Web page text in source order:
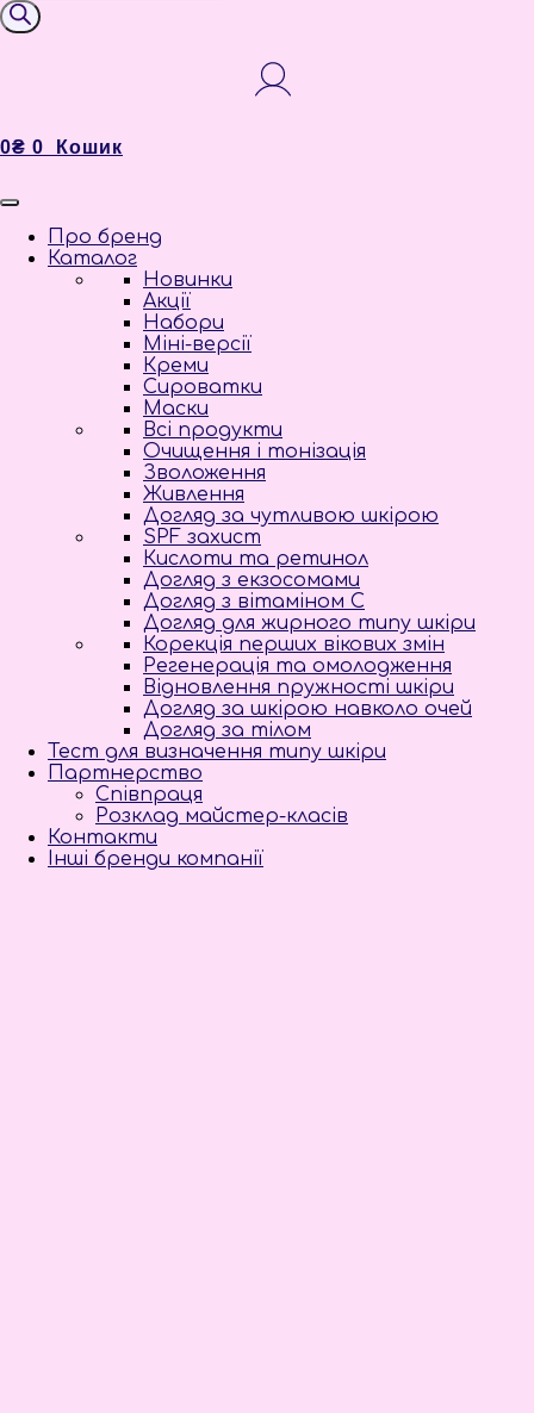
товарів
0₴ 0 Кошик
Про бренд
Каталог
Новинки
Акції
Набори
Міні-версії
Креми
Сироватки
Маски
Всі продукти
Очищення і тонізація
Зволоження
Живлення
Догляд за чутливою шкірою
SPF захист
Кислоти та ретинол
Догляд з екзосомами
Догляд з вітаміном С
Догляд для жирного типу шкіри
Корекція перших вікових змін
Регенерація та омолодження
Відновлення пружності шкіри
Догляд за шкірою навколо очей
Догляд за тілом
Тест для визначення типу шкіри
Партнерство
Співпраця
Розклад майстер-класів
Контакти
Інші бренди компанії